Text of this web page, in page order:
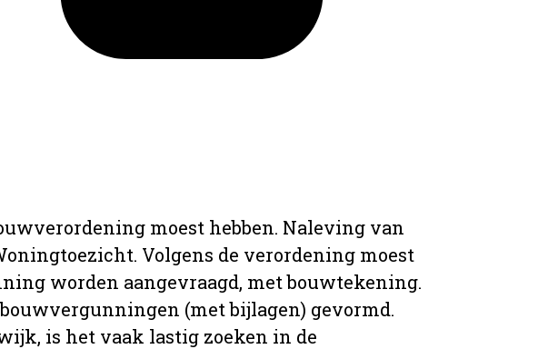
moest hebben. Naleving van
Volgens de verordening moest
worden aangevraagd, met bouwtekening.
(met bijlagen) gevormd.
is het vaak lastig zoeken in de